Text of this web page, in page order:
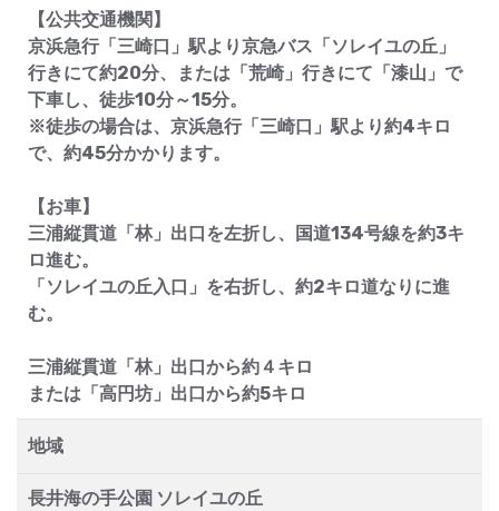
【公共交通機関】
京浜急行「三崎口」駅より京急バス「ソレイユの丘」
行きにて約20分、または「荒崎」行きにて「漆山」で
下車し、徒歩10分～15分。
※徒歩の場合は、京浜急行「三崎口」駅より約4キロ
で、約45分かかります。
【お車】
三浦縦貫道「林」出口を左折し、国道134号線を約3キ
ロ進む。
「ソレイユの丘入口」を右折し、約2キロ道なりに進
む。
三浦縦貫道「林」出口から約４キロ
または「高円坊」出口から約5キロ
地域
長井海の手公園 ソレイユの丘